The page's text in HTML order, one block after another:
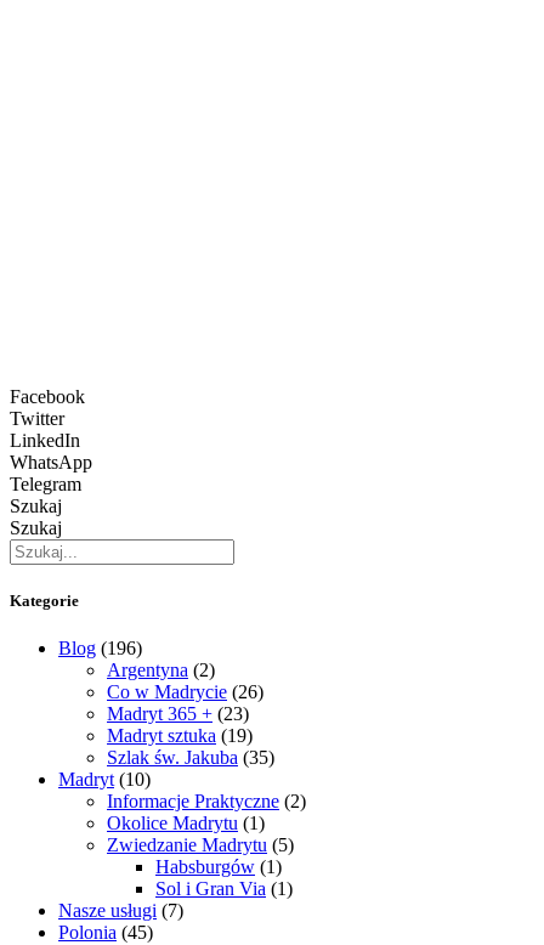
Facebook
Twitter
LinkedIn
WhatsApp
Telegram
Szukaj
Szukaj
Kategorie
Blog (196)
Argentyna (2)
Co w Madrycie (26)
Madryt 365 + (23)
Madryt sztuka (19)
Szlak św. Jakuba (35)
Madryt (10)
Informacje Praktyczne (2)
Okolice Madrytu (1)
Zwiedzanie Madrytu (5)
Habsburgów (1)
Sol i Gran Via (1)
Nasze usługi (7)
Polonia (45)